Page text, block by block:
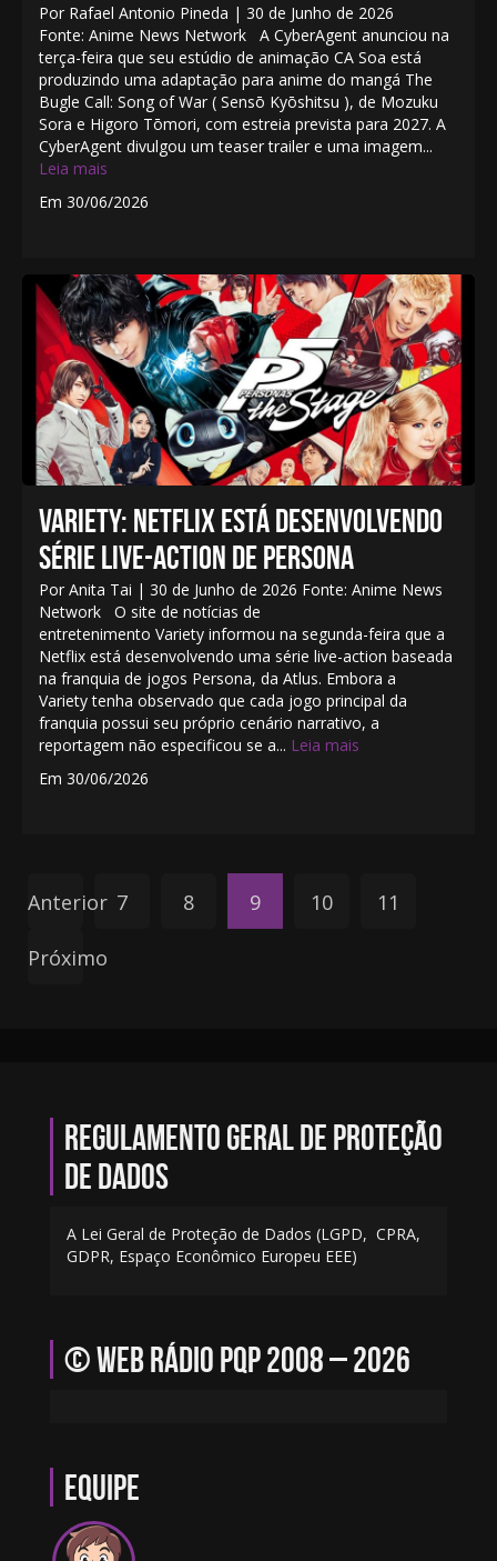
Por Rafael Antonio Pineda | 30 de Junho de 2026
Fonte: Anime News Network A CyberAgent anunciou na
terça-feira que seu estúdio de animação CA Soa está
produzindo uma adaptação para anime do mangá The
Bugle Call: Song of War ( Sensō Kyōshitsu ), de Mozuku
Sora e Higoro Tōmori, com estreia prevista para 2027. A
CyberAgent divulgou um teaser trailer e uma imagem...
Leia mais
Em 30/06/2026
VARIETY: NETFLIX ESTÁ DESENVOLVENDO
SÉRIE LIVE-ACTION DE PERSONA
Por Anita Tai | 30 de Junho de 2026 Fonte: Anime News
Network O site de notícias de
entretenimento Variety informou na segunda-feira que a
Netflix está desenvolvendo uma série live-action baseada
na franquia de jogos Persona, da Atlus. Embora a
Variety tenha observado que cada jogo principal da
franquia possui seu próprio cenário narrativo, a
reportagem não especificou se a... Leia mais
Em 30/06/2026
Anterior 7 8 9 10 11
Próximo
Regulamento geral de proteção
de dados
A Lei Geral de Proteção de Dados (LGPD, CPRA,
GDPR, Espaço Econômico Europeu EEE)
© Web Rádio PQP 2008 – 2026
Equipe